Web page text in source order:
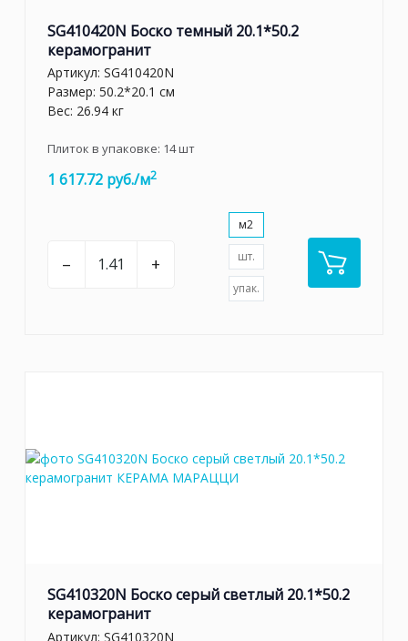
SG410420N Боско темный 20.1*50.2
керамогранит
Артикул: SG410420N
Размер: 50.2*20.1 см
Вес: 26.94 кг
Плиток в упаковке: 14шт
1 617.72 руб./м2
– +
м2
шт.
упак.
SG410320N Боско серый светлый 20.1*50.2
керамогранит
Артикул: SG410320N